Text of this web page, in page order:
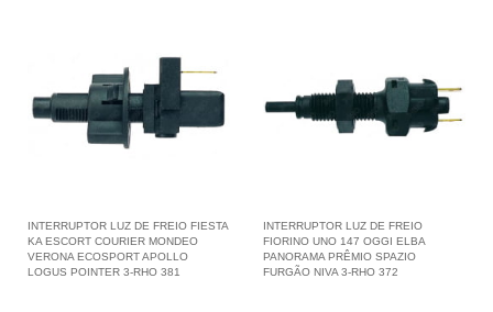
INTERRUPTOR LUZ DE FREIO FIESTA
KA ESCORT COURIER MONDEO
VERONA ECOSPORT APOLLO
LOGUS POINTER 3-RHO 381
INTERRUPTOR LUZ DE FREIO
FIORINO UNO 147 OGGI ELBA
PANORAMA PRÊMIO SPAZIO
FURGÃO NIVA 3-RHO 372